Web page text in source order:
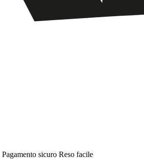
Pagamento sicuro Reso facile